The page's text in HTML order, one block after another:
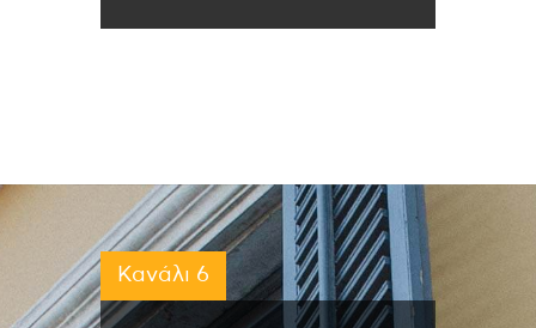
Κανάλι 6